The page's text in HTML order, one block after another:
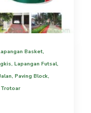
Basket,
, Lapangan Futsal,
, Paving Block,
Trotoar